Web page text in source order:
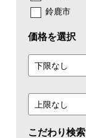
鈴鹿市
価格を選択
こだわり検索